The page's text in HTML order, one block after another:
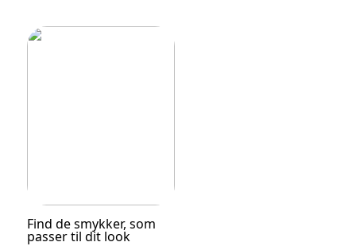
Find de smykker, som
passer til dit look